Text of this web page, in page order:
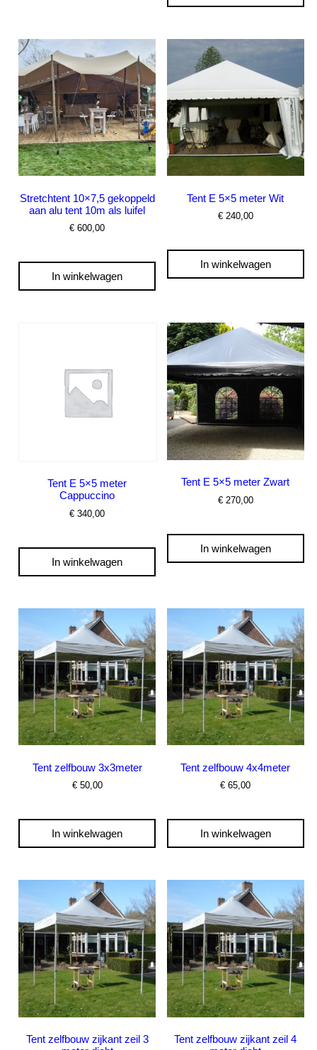
meerdere
variaties.
Deze
optie
kan
gekozen
worden
op
de
productpagina
Stretchtent 10×7,5 gekoppeld
aan alu tent 10m als luifel
€ 600,00
In winkelwagen
Tent E 5×5 meter Wit
€240,00
In winkelwagen
Tent E 5×5 meter
Cappuccino
€ 340,00
In winkelwagen
Tent E 5×5 meter Zwart
€270,00
In winkelwagen
Tent zelfbouw 3x3meter
€50,00
In winkelwagen
Tent zelfbouw 4x4meter
€ 65,00
In winkelwagen
Tent zelfbouw zijkant zeil 3
Tent zelfbouw zijkant zeil 4